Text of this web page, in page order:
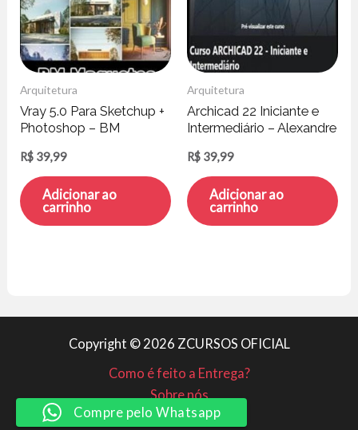
Arquitetura
Vray 5.0 Para Sketchup +
Photoshop – BM
R$ 39,99
Adicionar ao
carrinho
Arquitetura
Archicad 22 Iniciante e
Intermediário – Alexandre
R$ 39,99
Adicionar ao
carrinho
Copyright © 2026 ZCURSOS OFICIAL
Como é feito a Entrega?
Sobre nós
Minha conta
Compre pelo Whatsapp